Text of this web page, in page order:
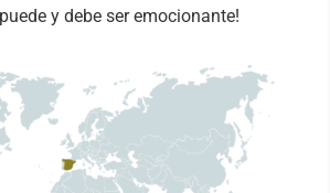
y debe ser emocionante!